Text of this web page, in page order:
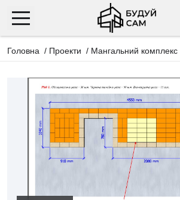
Головна / Проекти / Мангальний